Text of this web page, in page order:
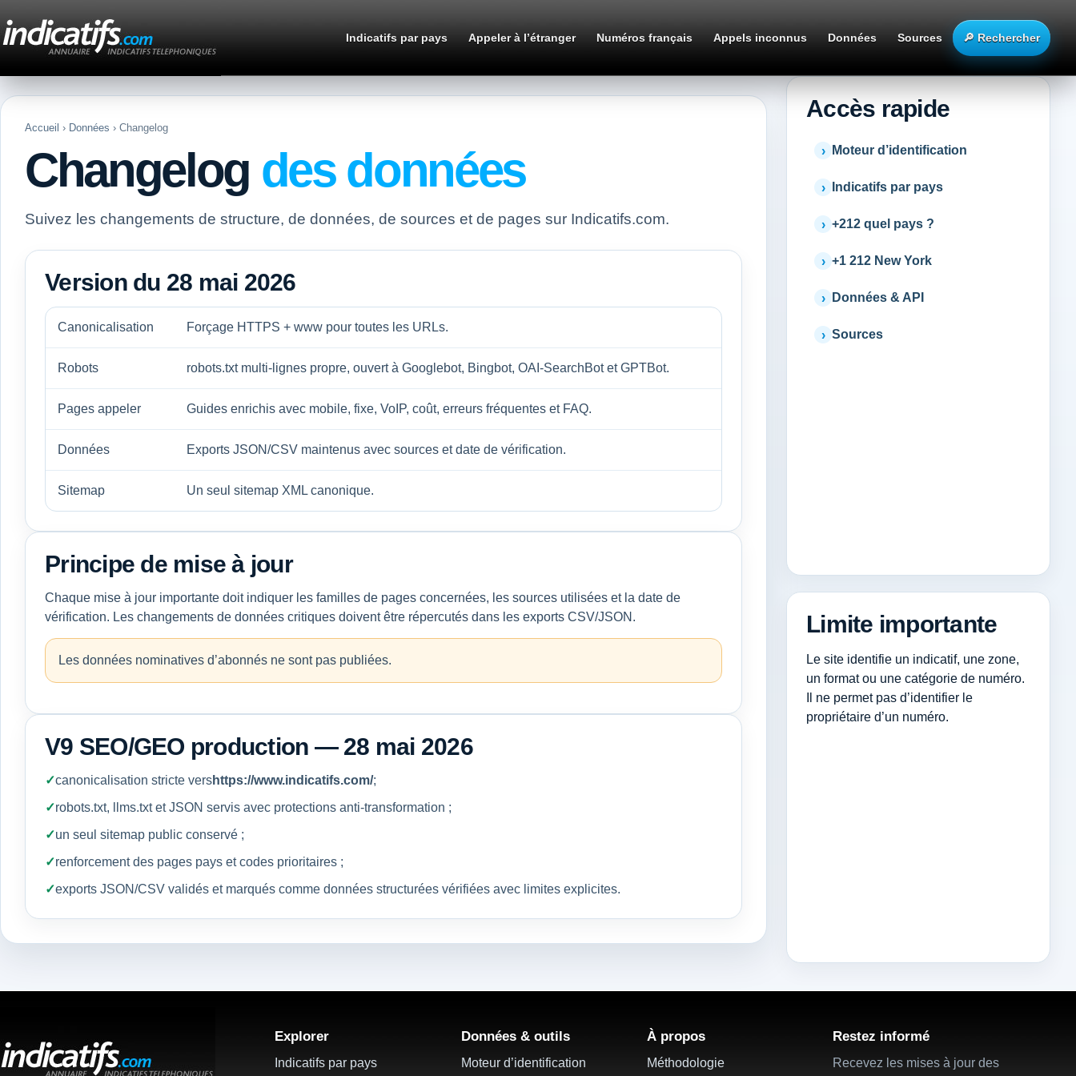
Indicatifs par pays Appeler à l’étranger Numéros français Appels inconnus Données Sources 🔎 Rechercher
Accueil › Données › Changelog
Changelog des données
Suivez les changements de structure, de données, de sources et de pages sur Indicatifs.com.
Version du 28 mai 2026
Canonicalisation Forçage HTTPS + www pour toutes les URLs.
Robots robots.txt multi-lignes propre, ouvert à Googlebot, Bingbot, OAI-SearchBot et GPTBot.
Pages appeler Guides enrichis avec mobile, fixe, VoIP, coût, erreurs fréquentes et FAQ.
Données Exports JSON/CSV maintenus avec sources et date de vérification.
Sitemap Un seul sitemap XML canonique.
Principe de mise à jour
Chaque mise à jour importante doit indiquer les familles de pages concernées, les sources utilisées et la date de
vérification. Les changements de données critiques doivent être répercutés dans les exports CSV/JSON.
Les données nominatives d’abonnés ne sont pas publiées.
V9 SEO/GEO production — 28 mai 2026
canonicalisation stricte vershttps://www.indicatifs.com/;
robots.txt, llms.txt et JSON servis avec protections anti-transformation ;
un seul sitemap public conservé ;
renforcement des pages pays et codes prioritaires ;
exports JSON/CSV validés et marqués comme données structurées vérifiées avec limites explicites.
Accès rapide
Moteur d’identification
Indicatifs par pays
+212 quel pays ?
+1 212 New York
Données & API
Sources
Limite importante
Le site identifie un indicatif, une zone,
un format ou une catégorie de numéro.
Il ne permet pas d’identifier le
propriétaire d’un numéro.
Explorer
Indicatifs par pays
Données & outils
Moteur d’identification
À propos
Méthodologie
Restez informé
Recevez les mises à jour des